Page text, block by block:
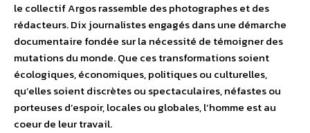
le collectif Argos rassemble des photographes et des
rédacteurs. Dix journalistes engagés dans une démarche
documentaire fondée sur la nécessité de témoigner des
mutations du monde. Que ces transformations soient
écologiques, économiques, politiques ou culturelles,
qu’elles soient discrètes ou spectaculaires, néfastes ou
porteuses d’espoir, locales ou globales, l’homme est au
coeur de leur travail.